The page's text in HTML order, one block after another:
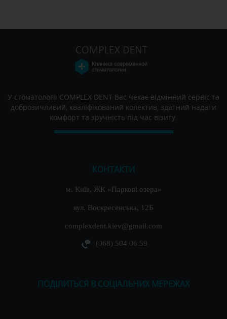
У стоматології COMPLEX DENT Вас чекає відмінний сервіс та
доброзичливий, кваліфікований колектив, здатний надати
комфорт та зручність під час візиту.
КОНТАКТИ
м. Київ, ЖК «Паркові озера»
вул. Воскресенська, 12Б
complexdent.kiev@gmail.com
(068) 504 06 59
ПОДІЛИТЬСЯ В СОЦІАЛЬНИХ МЕРЕЖАХ